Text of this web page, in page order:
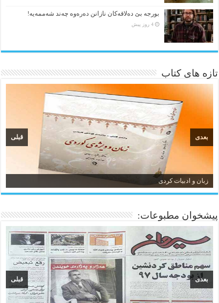
بورجە بێ دەلاقەکان نازانن دەرەوە چەند شەممەیە!
4 روز پیش
تازه های کتاب
زبان و ادبیات کردی
قبلی بعدی
پیشخوان مطبوعات:
قبلی بعدی